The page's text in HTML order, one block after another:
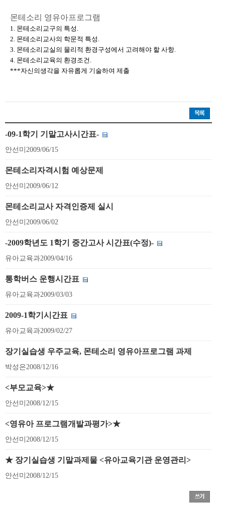
몬테소리 영유아프로그램
1. 몬테소리교구의 특성.
2. 몬테소리교사의 학문적 특성.
3. 몬테소리교실의 물리적 환경구성에서 고려해야 할 사항
4. 몬테소리교육의 환경조건.
***자신의생각을 자유롭게 기술하여 제출
-09-1학기 기말고사시간표-
안선미 2009/06/15
몬테소리자격시험 예상문제
안선미 2009/06/12
몬테소리교사 자격인증제 실시
안선미 2009/06/02
-2009학년도 1학기 중간고사 시간표(수정)-
유아교육과2009/04/16
통학버스 운행시간표
유아교육과2009/03/03
2009-1학기시간표
유아교육과2009/02/27
장기실습생 우주교육, 몬테소리 영유아프로그램 과제
박성은2008/12/16
<부모교육>★
안선미 2008/12/15
<영유아 프로그램개발과평가>★
안선미 2008/12/15
★ 장기실습생 기말과제물 <유아교육기관 운영관리>
안선미 2008/12/15